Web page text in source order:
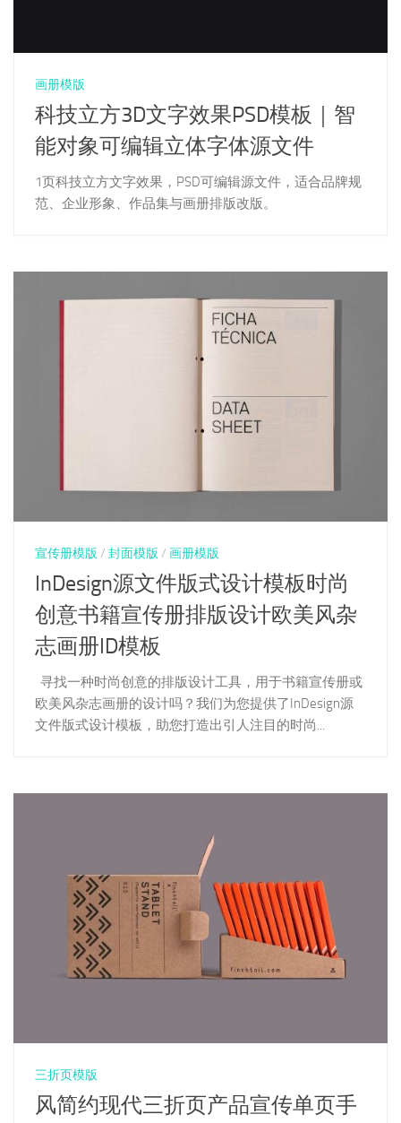
画册模版
科技立方3D文字效果PSD模板｜智
能对象可编辑立体字体源文件
1页科技立方文字效果，PSD可编辑源文件，适合品牌规
范、企业形象、作品集与画册排版改版。
宣传册模版 / 封面模版 / 画册模版
InDesign源文件版式设计模板时尚
创意书籍宣传册排版设计欧美风杂
志画册ID模板
寻找一种时尚创意的排版设计工具，用于书籍宣传册或
欧美风杂志画册的设计吗？我们为您提供了InDesign源
文件版式设计模板，助您打造出引人注目的时尚...
三折页模版
风简约现代三折页产品宣传单页手